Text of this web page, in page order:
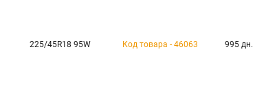
225/45R18 95W Код товара - 46063 995 дн.